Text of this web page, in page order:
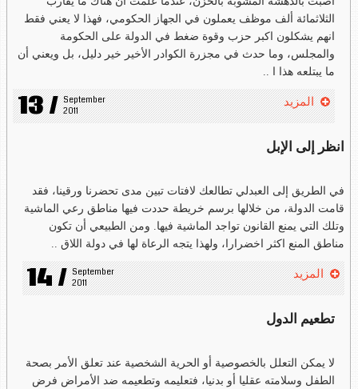
الثلاثمائة ألف موظف يعملون في الجهاز الحكومي، فهذا لا يعني فقط
انهم يشكلون اكبر حزب وقوة ضغط في الدولة على الحكومة
والمجلس، وما حدث في مجزرة الكوادر الأخير خير دليل، بل ويعني أن
ما يبتلعه هذا ا ..
13 / September
2011
المزيد
انظر إلى الإبل
في الطريق إلى العبدلي تطالعك لافتات تبين مدى تحضرنا ورقينا، فقد
قامت الدولة، من خلالها برسم خريطة حددت فيها مناطق رعي الماشية
وتلك التي يمنع القانون تواجد الماشية فيها. ومن الطبيعي أن تكون
مناطق المنع اكثر اخضرارا، ولهذا يتجه الرعاة لها في دولة اللاق ..
14 / September
2011
المزيد
تطعيم الدول
لا يمكن التعلل بالخصوصية أو الحرية الشخصية عند تعلق الأمر بصحة
الطفل وسلامته عقليا أو بدنيا، فتعليمه وتطعيمه ضد الأمراض فرض